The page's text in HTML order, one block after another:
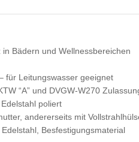
Bädern und Wellnessbereichen
für Leitungswasser geeignet
“A” und DVGW-W270
poliert
andererseits mit
Besfestigungsmaterial